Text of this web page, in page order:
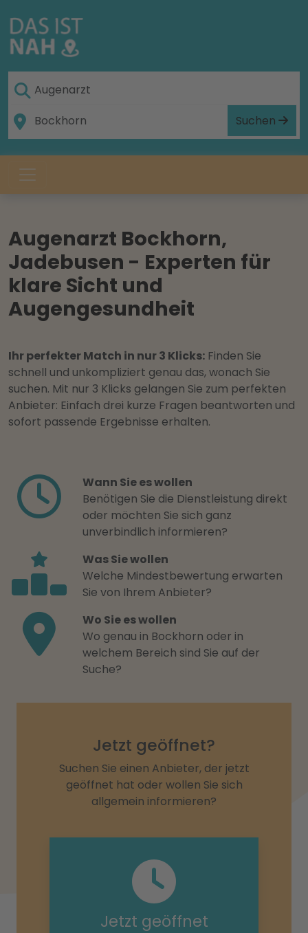
Suchen
Augenarzt Bockhorn,
Jadebusen - Experten für
klare Sicht und
Augengesundheit
Ihr perfekter Match in nur 3 Klicks: Finden Sie
schnell und unkompliziert genau das, wonach Sie
suchen. Mit nur 3 Klicks gelangen Sie zum perfekten
Anbieter: Einfach drei kurze Fragen beantworten und
sofort passende Ergebnisse erhalten.
Wann Sie es wollen
Benötigen Sie die Dienstleistung direkt
oder möchten Sie sich ganz
unverbindlich informieren?
Was Sie wollen
Welche Mindestbewertung erwarten
Sie von Ihrem Anbieter?
Wo Sie es wollen
Wo genau in Bockhorn oder in
welchem Bereich sind Sie auf der
Suche?
Jetzt geöffnet?
Suchen Sie einen Anbieter, der jetzt
geöffnet hat oder wollen Sie sich
allgemein informieren?
Jetzt geöffnet